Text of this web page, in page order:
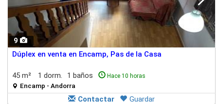
9
Dúplex en venta en Encamp, Pas de la Casa
45 m² 1 dorm. 1 baños Hace 10 horas
Encamp - Andorra
Contactar Guardar